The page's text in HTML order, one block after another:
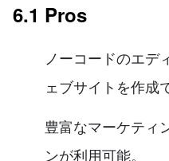
6.1 Pros
ノーコードのエデ
ェブサイトを作成
豊富なマーケティ
ンが利用可能。